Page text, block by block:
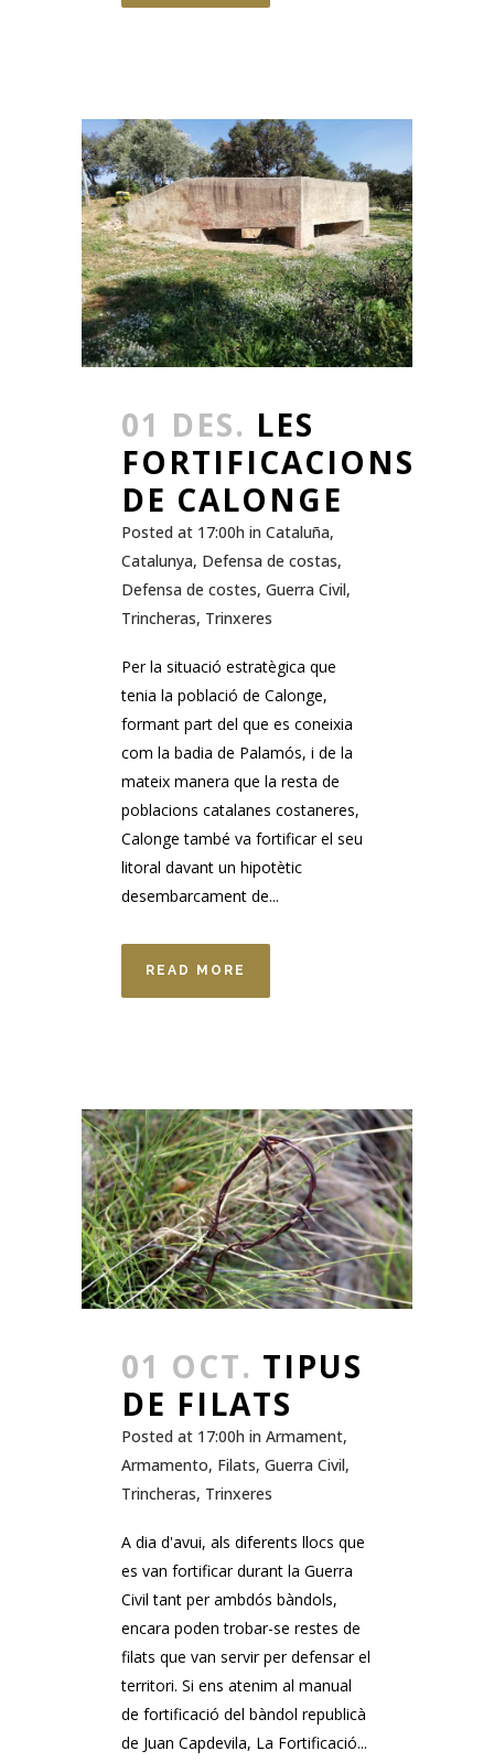
01 DES. LES
FORTIFICACIONS
DE CALONGE
Posted at 17:00h in Cataluña,
Catalunya, Defensa de costas,
Defensa de costes, Guerra Civil,
Trincheras, Trinxeres
Per la situació estratègica que
tenia la població de Calonge,
formant part del que es coneixia
com la badia de Palamós, i de la
mateix manera que la resta de
poblacions catalanes costaneres,
Calonge també va fortificar el seu
litoral davant un hipotètic
desembarcament de...
READ MORE
01 OCT. TIPUS
DE FILATS
Posted at 17:00h in Armament,
Armamento, Filats, Guerra Civil,
Trincheras, Trinxeres
A dia d'avui, als diferents llocs que
es van fortificar durant la Guerra
Civil tant per ambdós bàndols,
encara poden trobar-se restes de
filats que van servir per defensar el
territori. Si ens atenim al manual
de fortificació del bàndol republicà
de Juan Capdevila, La Fortificació...